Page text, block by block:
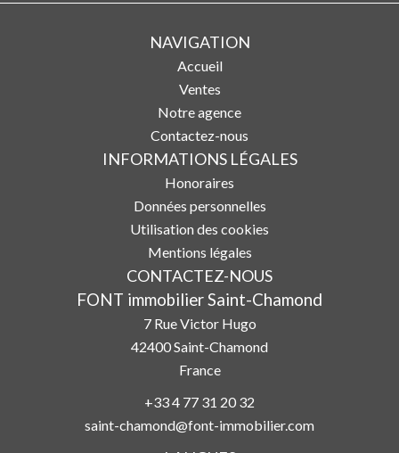
NAVIGATION
Accueil
Ventes
Notre agence
Contactez-nous
INFORMATIONS LÉGALES
Honoraires
Données personnelles
Utilisation des cookies
Mentions légales
CONTACTEZ-NOUS
FONT immobilier Saint-Chamond
7 Rue Victor Hugo
42400Saint-Chamond
France
+33 4 77 31 20 32
saint-chamond@font-immobilier.com